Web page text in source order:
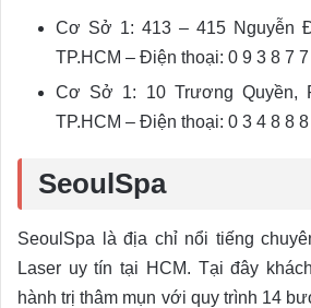
Cơ Sở 1: 413 – 415 Nguyễn
TP.HCM – Điện thoại: 0 9 3 8 7
Cơ Sở 1: 10 Trương Quyền,
TP.HCM – Điện thoại: 0 3 4 8 8 8
SeoulSpa
SeoulSpa là địa chỉ nổi tiếng
Laser uy tín tại HCM. Tại đây
hành trị thâm mụn với quy trình 14